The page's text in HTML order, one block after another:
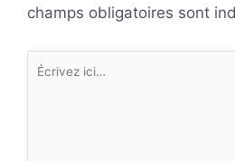
champs obligatoires sont
Écrivez